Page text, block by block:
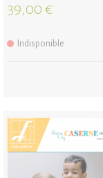
39,00 €
Indisponible